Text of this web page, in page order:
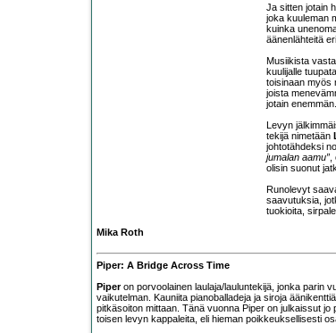
Ja sitten jotain
joka kuuleman
kuinka
äänenlähteitä
Musiikista
kuulijalle
toisinaan myös
joista
jotain
Levyn
tekijä nimetään
johtotähdeksi
jumalan aamu”
olisin suonut
Runolevyt
saavutuksia,
tuokioita,
Mika Roth
Piper: A Bridge Across Time
Piperon porvoolainen laulaja/lauluntekijä, jonka parin
vaikutelman. Kauniita pianoballadeja ja siroja
pitkäsoiton mittaan. Tänä vuonna Piper on julkaissut jo
toisen levyn kappaleita, eli hieman poikkeuksellisesti